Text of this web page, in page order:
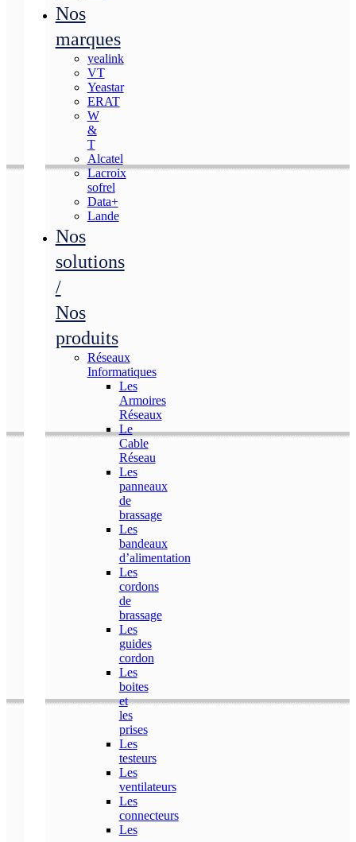
Nos
marques
yealink
VT
Yeastar
ERAT
W
&
T
Alcatel
Lacroix
sofrel
Data+
Lande
Nos
solutions
/
Nos
produits
Réseaux
Informatiques
Les
Armoires
Réseaux
Le
Cable
Réseau
Les
panneaux
de
brassage
Les
bandeaux
d’alimentation
Les
cordons
de
brassage
Les
guides
cordon
Les
boites
et
les
prises
Les
testeurs
Les
ventilateurs
Les
connecteurs
Les